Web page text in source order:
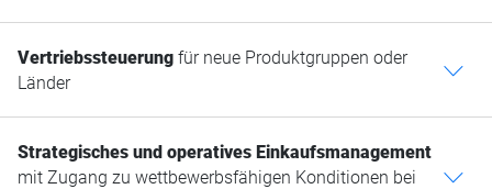
Vertriebssteuerung für neue Produktgruppen oder
Länder
c
Strategisches und operatives Einkaufsmanagement
mit Zugang zu wettbewerbsfähigen Konditionen bei
c